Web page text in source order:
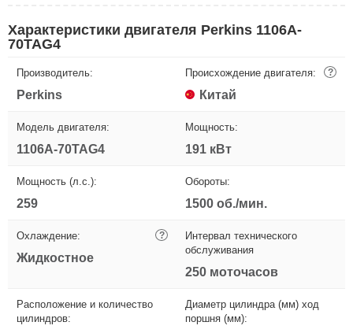
Характеристики двигателя Perkins 1106A-
70TAG4
Производитель:
Perkins
Происхождение двигателя: ?
Китай
Модель двигателя:
1106A-70TAG4
Мощность:
191 кВт
Мощность (л.с.):
259
Обороты:
1500 об./мин.
Охлаждение: ?
Жидкостное
Интервал технического
обслуживания
250 моточасов
Расположение и количество
цилиндров:
Диаметр цилиндра (мм) ход
поршня (мм):